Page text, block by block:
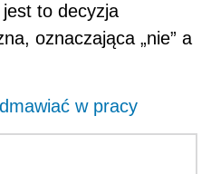
to decyzja
oznaczająca „nie” a
w pracy